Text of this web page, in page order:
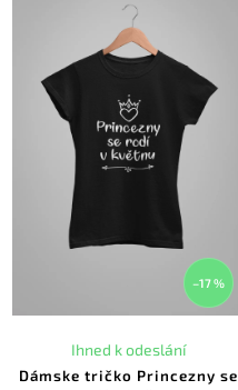
–17 %
Dámske tričko Princezny se
Ihned k odeslání